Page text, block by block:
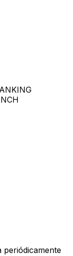
periódicamente